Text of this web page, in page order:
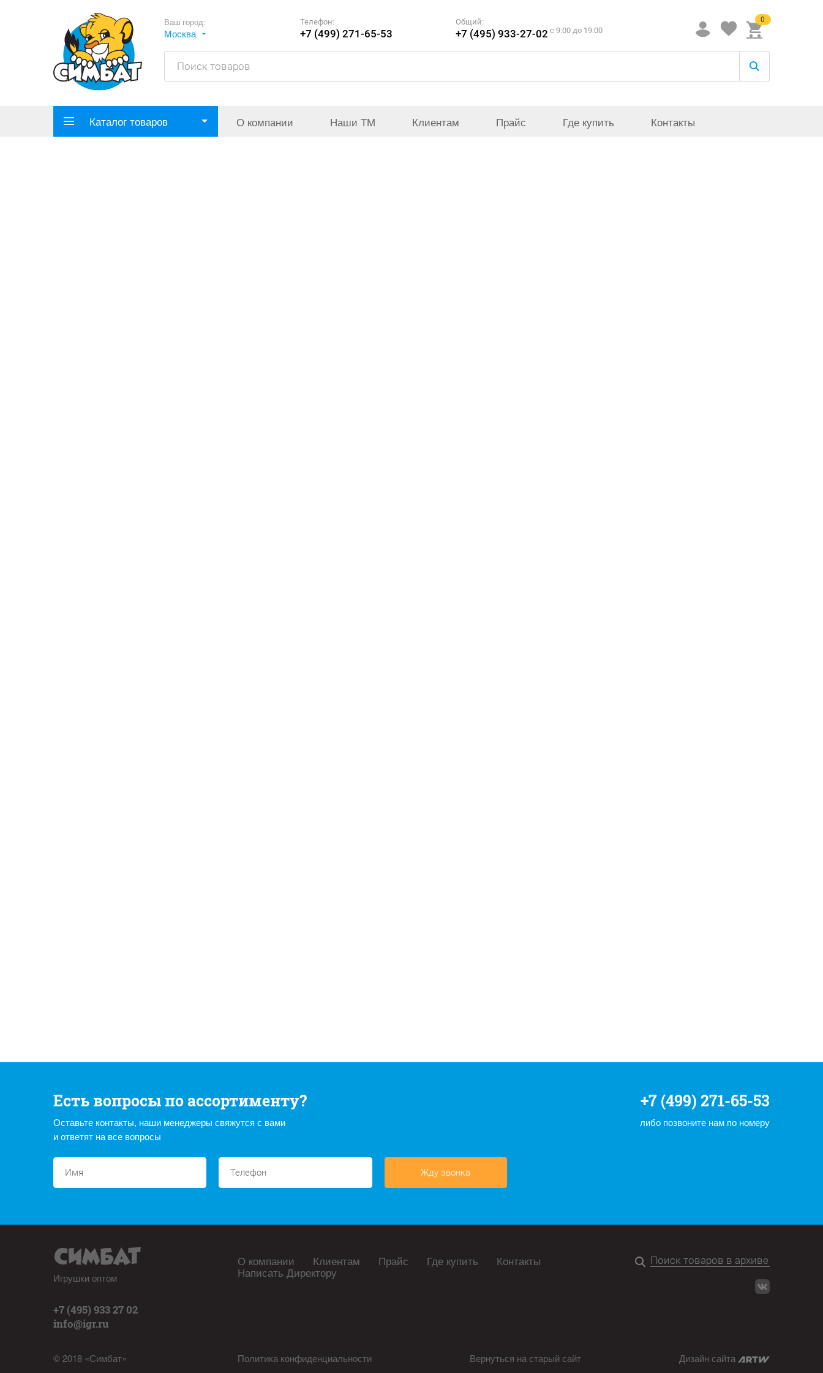
Ваш город:
Москва
Телефон:
+7 (499) 271-65-53
Общий:
+7 (495) 933-27-02 c 9:00 до 19:00
0
Каталог товаров О компании Наши ТМ Клиентам Прайс Где купить Контакты
Есть вопросы по ассортименту?
Оставьте контакты, наши менеджеры свяжутся с вами
и ответят на все вопросы
+7 (499) 271-65-53
либо позвоните нам по номеру
Жду звонка
Игрушки оптом
+7 (495) 933 27 02
info@igr.ru
© 2018 «Симбат»
О компании Клиентам Прайс Где купить Контакты
Написать Директору
Политика конфиденциальности Вернуться на старый сайт Дизайн сайта